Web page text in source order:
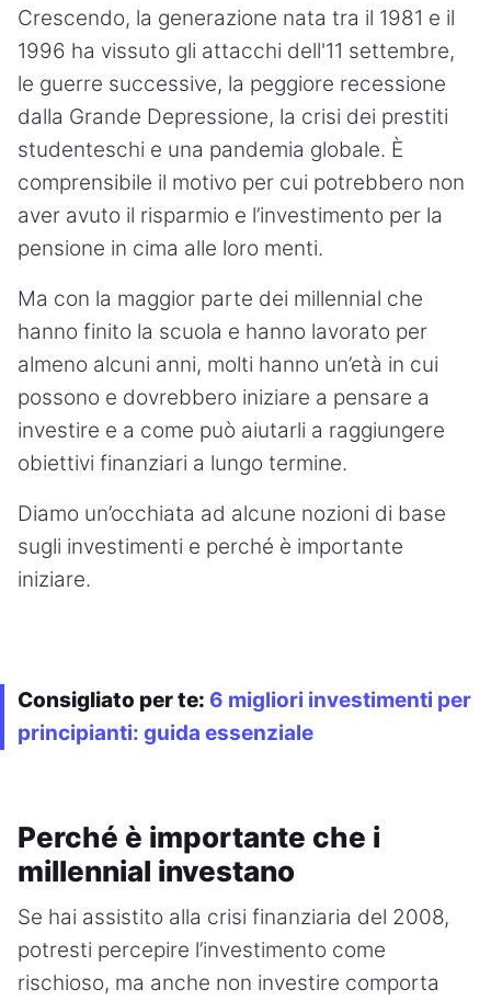
Crescendo, la generazione nata tra il 1981 e il
1996 ha vissuto gli attacchi dell'11 settembre,
le guerre successive, la peggiore recessione
dalla Grande Depressione, la crisi dei prestiti
studenteschi e una pandemia globale. È
comprensibile il motivo per cui potrebbero non
aver avuto il risparmio e l’investimento per la
pensione in cima alle loro menti.
Ma con la maggior parte dei millennial che
hanno finito la scuola e hanno lavorato per
almeno alcuni anni, molti hanno un’età in cui
possono e dovrebbero iniziare a pensare a
investire e a come può aiutarli a raggiungere
obiettivi finanziari a lungo termine.
Diamo un’occhiata ad alcune nozioni di base
sugli investimenti e perché è importante
iniziare.
Consigliato per te: 6 migliori investimenti per
principianti: guida essenziale
Perché è importante che i
millennial investano
Se hai assistito alla crisi finanziaria del 2008,
potresti percepire l’investimento come
rischioso, ma anche non investire comporta